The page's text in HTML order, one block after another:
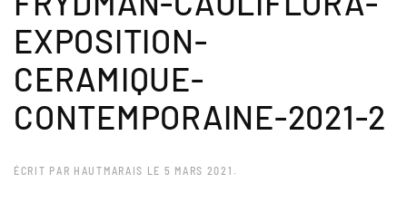
EXPOSITION-
CERAMIQUE-
CONTEMPORAINE-2021-2
ÉCRIT PAR HAUTMARAIS LE 5 MARS 2021 .